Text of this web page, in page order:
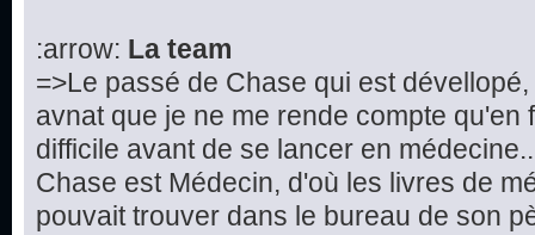
:arrow: La team
=>Le passé de Chase qui est
avnat que je ne me rende compte qu'en
difficile avant de se lancer en
Chase est Médecin, d'où les livres de
pouvait trouver dans le bureau de son